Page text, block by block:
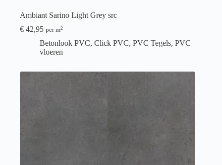
Ambiant Sarino Light Grey src
€ 42,95 per m2
Betonlook PVC, Click PVC, PVC Tegels, PVC
vloeren